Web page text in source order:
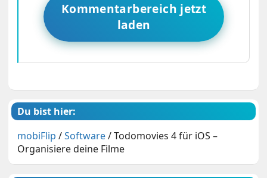
Kommentarbereich jetzt
laden
Du bist hier:
mobiFlip /Software/Todomovies 4 für iOS –
Organisiere deine Filme